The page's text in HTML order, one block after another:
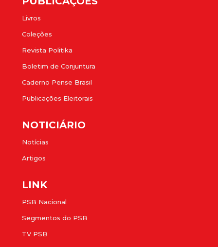
Livros
Coleções
Revista Politika
Boletim de Conjuntura
Caderno Pense Brasil
Publicações Eleitorais
NOTICIÁRIO
Notícias
Artigos
LINK
PSB Nacional
Segmentos do PSB
TV PSB